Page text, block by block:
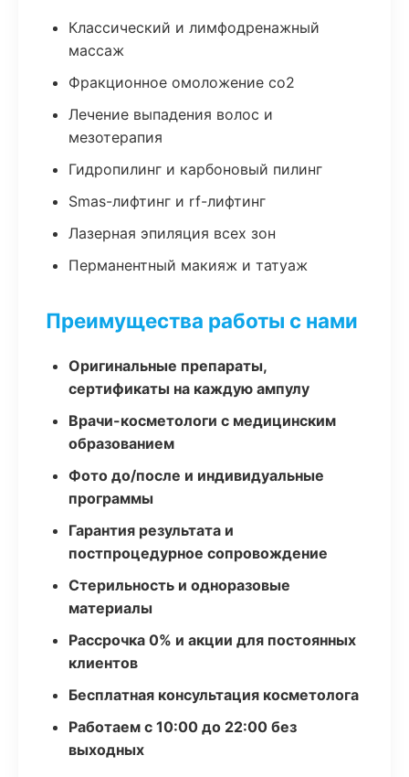
Классический и лимфодренажный
массаж
Фракционное омоложение co2
Лечение выпадения волос и
мезотерапия
Гидропилинг и карбоновый пилинг
Smas-лифтинг и rf-лифтинг
Лазерная эпиляция всех зон
Перманентный макияж и татуаж
Преимущества работы с нами
Оригинальные препараты,
сертификаты на каждую ампулу
Врачи-косметологи с медицинским
образованием
Фото до/после и индивидуальные
программы
Гарантия результата и
постпроцедурное сопровождение
Стерильность и одноразовые
материалы
Рассрочка 0% и акции для постоянных
клиентов
Бесплатная консультация косметолога
Работаем с 10:00 до 22:00 без
выходных